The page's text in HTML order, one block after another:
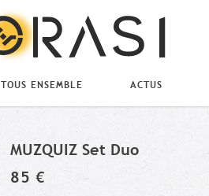
TOUS ENSEMBLE ACTUS
MUZQUIZ Set Duo
85 €